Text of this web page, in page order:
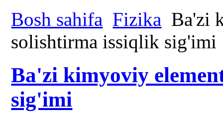
Bosh sahifa Fizika Ba'zi
solishtirma issiqlik sig'imi
Ba'zi kimyoviy
sig'imi